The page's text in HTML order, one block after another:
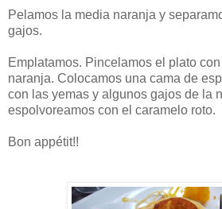
Pelamos la media naranja y
gajos.
Emplatamos. Pincelamos el plato
naranja. Colocamos una cama de
con las yemas y algunos gajos de la
espolvoreamos con el caramelo roto.
Bon appétit!!